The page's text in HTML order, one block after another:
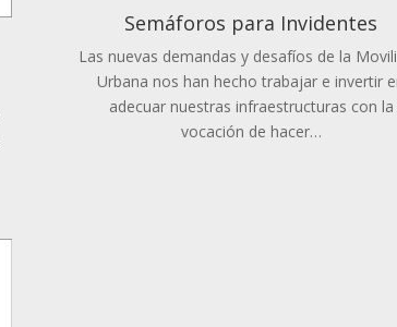
Semáforos para Invidentes
Las nuevas demandas y desafíos de la
Urbana nos han hecho trabajar e invertir
adecuar nuestras infraestructuras con la
vocación de hacer…